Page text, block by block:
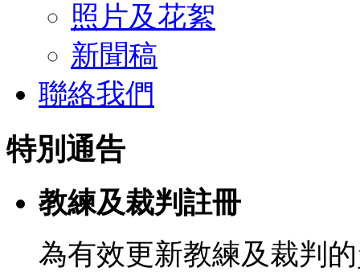
照片及花絮
新聞稿
聯絡我們
特別通告
教練及裁判註冊
為有效更新教練及裁判